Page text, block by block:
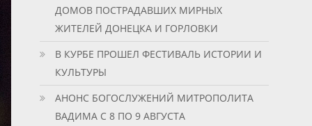
ДОМОВ ПОСТРАДАВШИХ МИРНЫХ
ЖИТЕЛЕЙ ДОНЕЦКА И ГОРЛОВКИ
В КУРБЕ ПРОШЕЛ ФЕСТИВАЛЬ ИСТОРИИ И
КУЛЬТУРЫ
АНОНС БОГОСЛУЖЕНИЙ МИТРОПОЛИТА
ВАДИМА С 8 ПО 9 АВГУСТА